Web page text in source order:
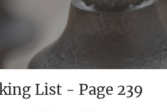
List - Page 239